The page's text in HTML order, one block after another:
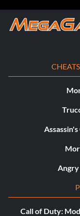
Angry
Call of Duty: